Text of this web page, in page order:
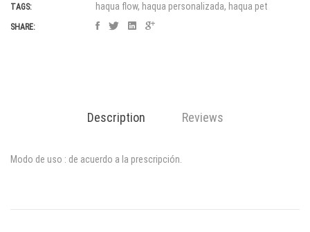
TAGS: haqua flow, haqua personalizada, haqua pet
SHARE:
Description Reviews
Modo de uso : de acuerdo a la prescripción.